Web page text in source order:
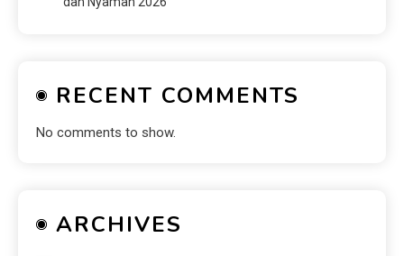
RECENT COMMENTS
No comments to show.
ARCHIVES